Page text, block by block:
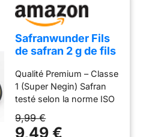
Safranwunder Fils
de safran 2 g de fils
supérieure - Classe
1 (Super Negin)
Qualité Premium – Classe
1 (Super Negin) Safran
testé selon la norme ISO
offrant une couleur
9,99 €
9,49 €